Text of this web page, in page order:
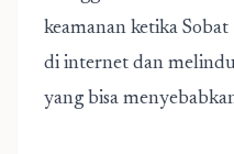
keamanan ketika
di internet dan
yang bisa